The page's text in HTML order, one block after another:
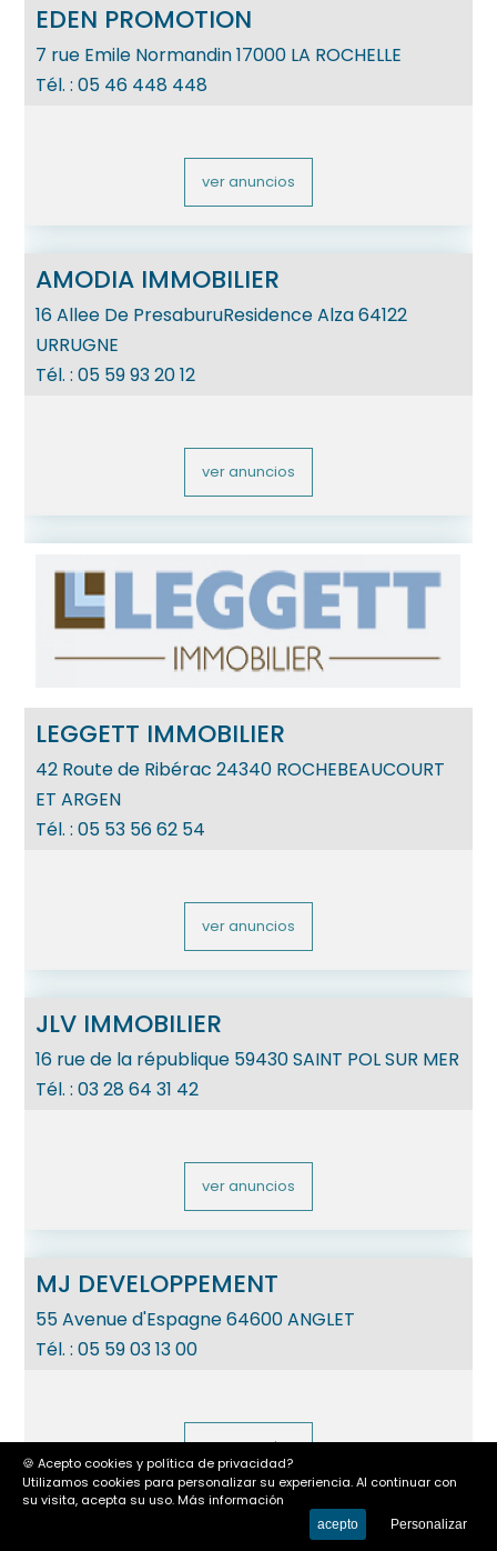
EDEN PROMOTION
7 rue Emile Normandin17000 LA ROCHELLE
Tél. :05 46 448 448
ver anuncios
AMODIA IMMOBILIER
16 Allee De PresaburuResidence Alza64122
URRUGNE
Tél. :05 59 93 20 12
ver anuncios
LEGGETT IMMOBILIER
42 Route de Ribérac 24340 ROCHEBEAUCOURT
ET ARGEN
Tél. :05 53 56 62 54
ver anuncios
JLV IMMOBILIER
16 rue de la république 59430SAINT POL SUR MER
Tél. :03 28 64 31 42
ver anuncios
MJ DEVELOPPEMENT
55 Avenue d'Espagne64600ANGLET
Tél. :05 59 03 13 00
ver anuncios
PREFECTURE IMMOBILIER
🍪 Acepto cookies y política de privacidad?
Utilizamos cookies para personalizar su experiencia. Al continuar con
su visita, acepta su uso.Más información
acepto Personalizar